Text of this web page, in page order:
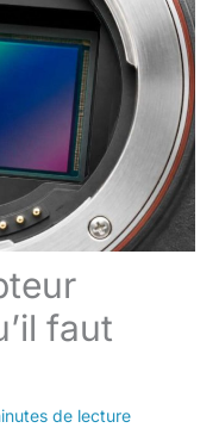
faut
de lecture